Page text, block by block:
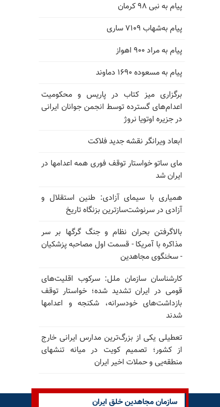
پیام به نبی ۹۸ کرمان
پیام به‌شهاب ۷۱۰۹ ساری
پیام به مراد ۹۰۰ اهواز
پیام به مسعوده ۱۶۹۰ دماوند
برگزاری میز کتاب در پاریس و محکومیت
اعدام‌های گسترده توسط انجمن جوانان ایرانی
در جزیره اوتویا نروژ
ابعاد ویرانگر نقشه جدید فلاکت
مای ساتو خواستار توقف فوری همه اعدامها در
ایران شد
همیاری با سیمای آزادی: طنین استقلال و
آزادی در سرنوشت‌سازترین بزنگاه تاریخ
بالا‌گرفتن بحران نظام و جنگ گرگها بر سر
مذاکره با آمریکا - قسمت اول مصاحبه پزشکیان
- سخنگوی مجاهدین
کارشناسان سازمان ملل: سرکوب اقلیت‌های
قومی در ایران تشدید شده؛ خواستار توقف
بازداشت‌های خودسرانه، شکنجه و اعدامها
شدند
تعطیلی یکی از بزرگ‌ترین مدارس ایرانی خارج
از کشور؛ تصمیم کویت در میانه تنشهای
منطقه‌یی و حملات اخیر ایران
سازمان مجاهدین خلق ایران